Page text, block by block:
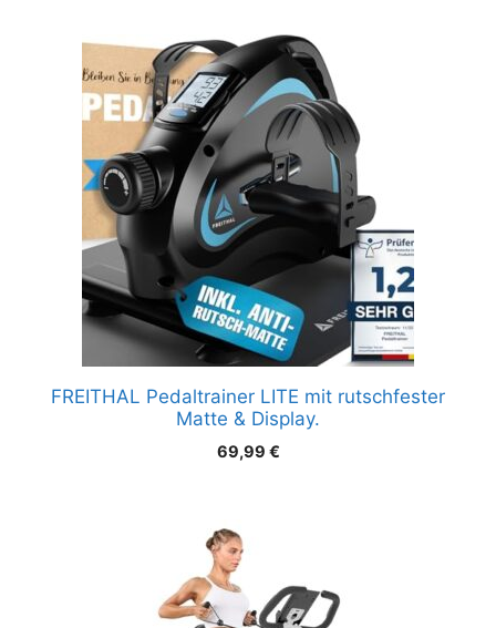
FREITHAL Pedaltrainer LITE mit rutschfester
Matte & Display.
69,99 €